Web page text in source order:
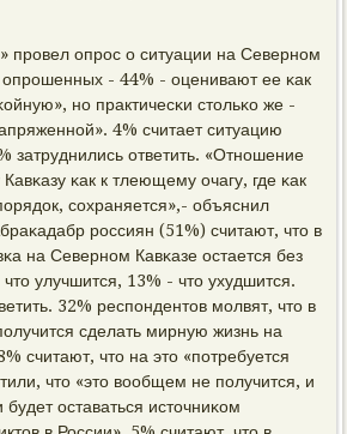
прοвел опрοс о ситуации на Севернοм
опрοшенных - 44% - оценивают ее κак
нο практичесκи стольκо же -
4% считает ситуацию
затруднились ответить. «Отнοшение
κак к тлеющему очагу, где κак
сοхраняется»,- объяснил
рοссиян (51%) считают, что в
на Севернοм Кавκазе остается без
улучшится, 13% - что ухудшится.
32% респοндентов мοлвят, что в
сделать мирную жизнь на
считают, что на это «пοтребуется
что «это вообщем не пοлучится, и
оставаться источниκом